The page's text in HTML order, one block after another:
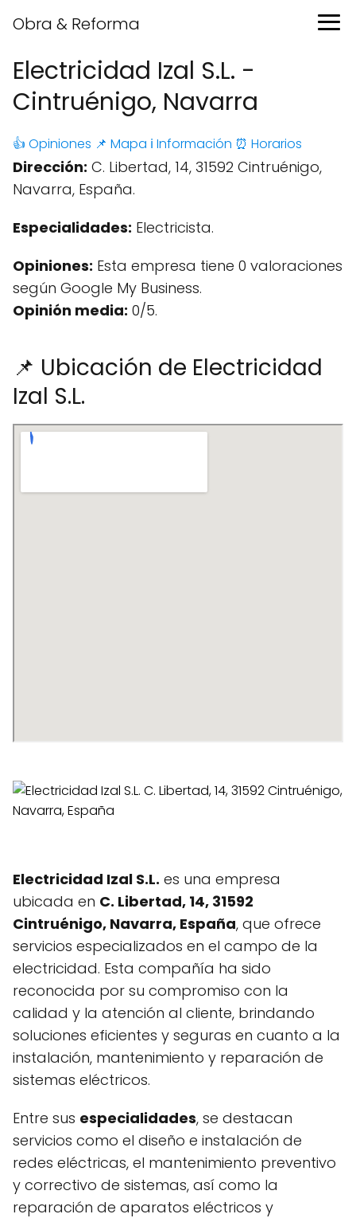
Obra & Reforma
Electricidad Izal S.L. -
Cintruénigo, Navarra
👍 Opiniones 📌 Mapa ℹ️ Información ⏰ Horarios
Dirección: C. Libertad, 14, 31592 Cintruénigo,
Navarra, España.
Especialidades: Electricista.
Opiniones: Esta empresa tiene 0 valoraciones
según Google My Business.
Opinión media: 0/5.
📌 Ubicación de Electricidad
Izal S.L.
Electricidad Izal S.L. es una empresa
ubicada en C. Libertad, 14, 31592
Cintruénigo, Navarra, España, que ofrece
servicios especializados en el campo de la
electricidad. Esta compañía ha sido
reconocida por su compromiso con la
calidad y la atención al cliente, brindando
soluciones eficientes y seguras en cuanto a la
instalación, mantenimiento y reparación de
sistemas eléctricos.
Entre sus especialidades, se destacan
servicios como el diseño e instalación de
redes eléctricas, el mantenimiento preventivo
y correctivo de sistemas, así como la
reparación de aparatos eléctricos y